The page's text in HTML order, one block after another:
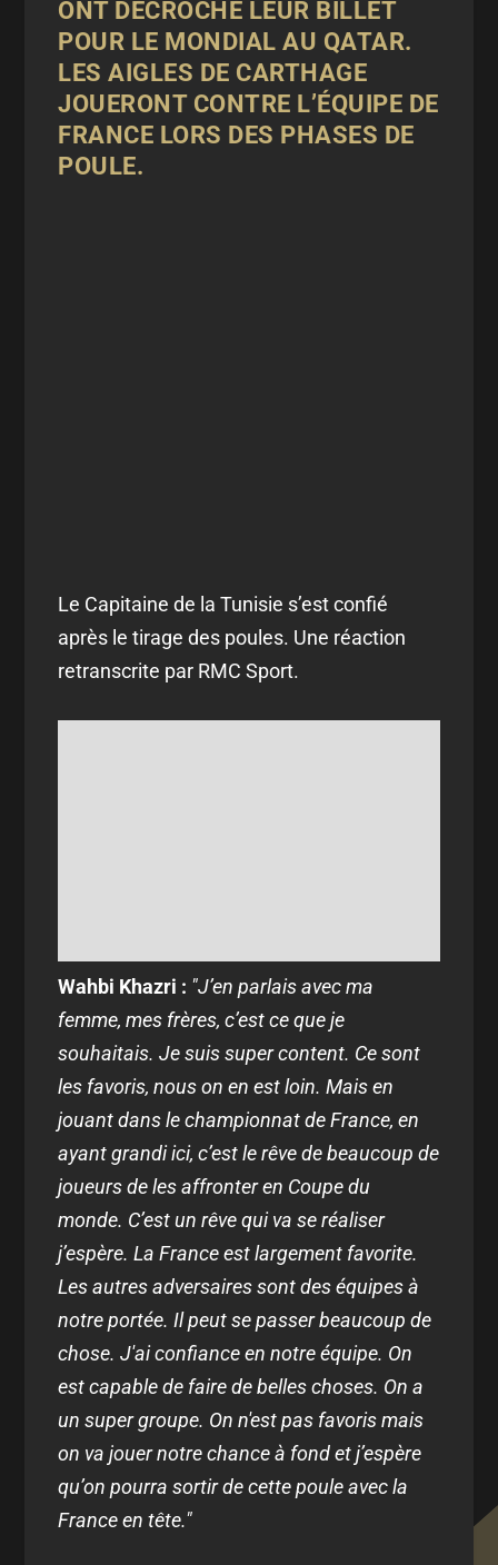
ONT DÉCROCHÉ LEUR BILLET
POUR LE MONDIAL AU QATAR.
LES AIGLES DE CARTHAGE
JOUERONT CONTRE L’ÉQUIPE DE
FRANCE LORS DES PHASES DE
POULE.
Le Capitaine de la Tunisie s’est confié
après le tirage des poules. Une réaction
retranscrite par RMC Sport.
Wahbi Khazri : "J’en parlais avec ma
femme, mes frères, c’est ce que je
souhaitais. Je suis super content. Ce sont
les favoris, nous on en est loin. Mais en
jouant dans le championnat de France, en
ayant grandi ici, c’est le rêve de beaucoup de
joueurs de les affronter en Coupe du
monde. C’est un rêve qui va se réaliser
j’espère. La France est largement favorite.
Les autres adversaires sont des équipes à
notre portée. Il peut se passer beaucoup de
chose. J'ai confiance en notre équipe. On
est capable de faire de belles choses. On a
un super groupe. On n'est pas favoris mais
on va jouer notre chance à fond et j’espère
qu’on pourra sortir de cette poule avec la
France en tête."